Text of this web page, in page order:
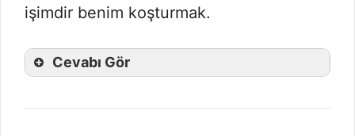
işimdir benim koşturmak.
Cevabı Gör